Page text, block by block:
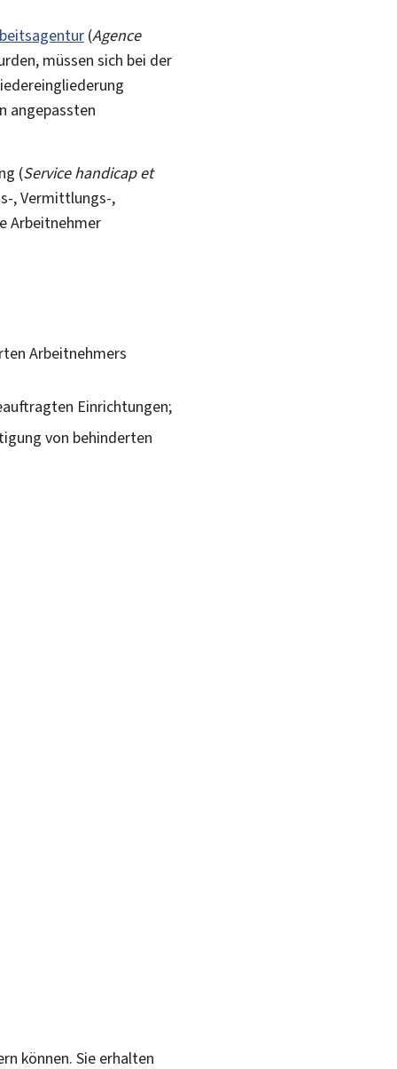
(Agence
müssen sich bei der
angepassten
(Service handicap et
, Vermittlungs-,
Arbeitnehmer
Arbeitnehmers
Einrichtungen;
von behinderten
können. Sie erhalten